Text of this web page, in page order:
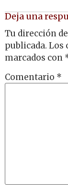
Deja una
Tu dirección
publicada. Los
marcados con
Comentario *